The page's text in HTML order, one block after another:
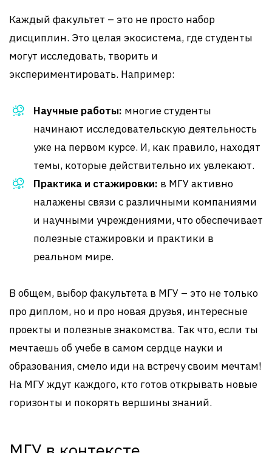
Каждый факультет – это не просто набор
дисциплин. Это целая экосистема, где студенты
могут исследовать, творить и
экспериментировать. Например:
Научные работы: многие студенты
начинают исследовательскую деятельность
уже на первом курсе. И, как правило, находят
темы, которые действительно их увлекают.
Практика и стажировки: в МГУ активно
налажены связи с различными компаниями
и научными учреждениями, что обеспечивает
полезные стажировки и практики в
реальном мире.
В общем, выбор факультета в МГУ – это не только
про диплом, но и про новая друзья, интересные
проекты и полезные знакомства. Так что, если ты
мечтаешь об учебе в самом сердце науки и
образования, смело иди на встречу своим мечтам!
На МГУ ждут каждого, кто готов открывать новые
горизонты и покорять вершины знаний.